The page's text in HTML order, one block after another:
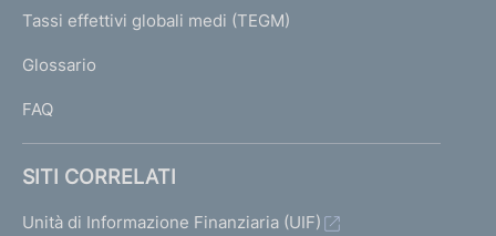
I
I
Tassi effettivi globali medi (TEGM)
Glossario
FAQ
SITI CORRELATI
Unità di Informazione Finanziaria (UIF)